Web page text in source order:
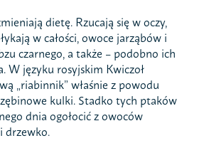
dietę. Rzucają się w oczy,
w całości, owoce jarząbów i
czarnego, a także – podobno ich
W języku rosyjskim Kwiczoł
„riabinnik” właśnie z powodu
kulki. Stadko tych ptaków
dnia ogołocić z owoców
drzewko.